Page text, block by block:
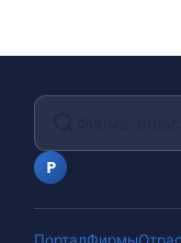
P
ПорталФирмы